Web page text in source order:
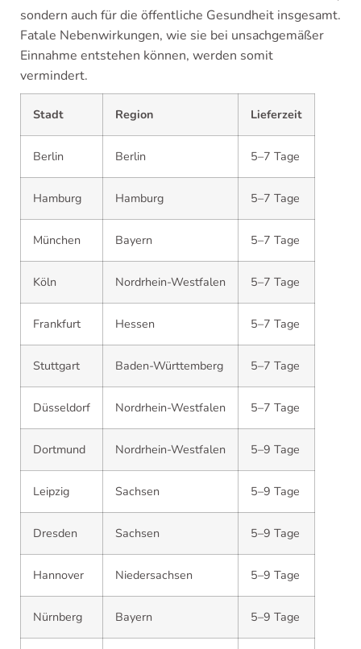
sondern auch für die öffentliche Gesundheit insgesamt.
Fatale Nebenwirkungen, wie sie bei unsachgemäßer
Einnahme entstehen können, werden somit
vermindert.
Stadt Region Lieferzeit
Berlin Berlin 5–7 Tage
Hamburg Hamburg 5–7 Tage
München Bayern 5–7 Tage
Köln Nordrhein-Westfalen 5–7 Tage
Frankfurt Hessen 5–7 Tage
Stuttgart Baden-Württemberg 5–7 Tage
Düsseldorf Nordrhein-Westfalen 5–7 Tage
Dortmund Nordrhein-Westfalen 5–9 Tage
Leipzig Sachsen 5–9 Tage
Dresden Sachsen 5–9 Tage
Hannover Niedersachsen 5–9 Tage
Nürnberg Bayern 5–9 Tage